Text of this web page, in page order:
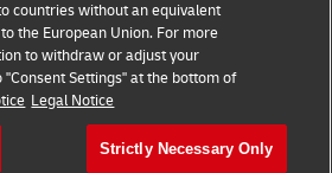
Çerez Ayarları
countries without an equivalent
the European Union. For more
to withdraw or adjust your
Settings" at the bottom of
Legal Notice
Strictly Necessary Only